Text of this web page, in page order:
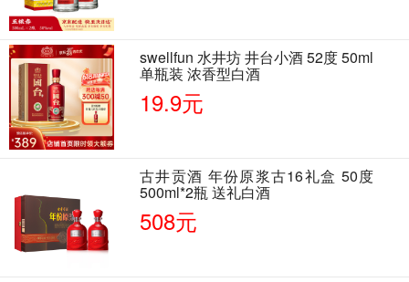
swellfun 水井坊 井台小酒 52度 50ml
单瓶装 浓香型白酒
19.9元
古井贡酒 年份原浆古16礼盒 50度
500ml*2瓶 送礼白酒
508元